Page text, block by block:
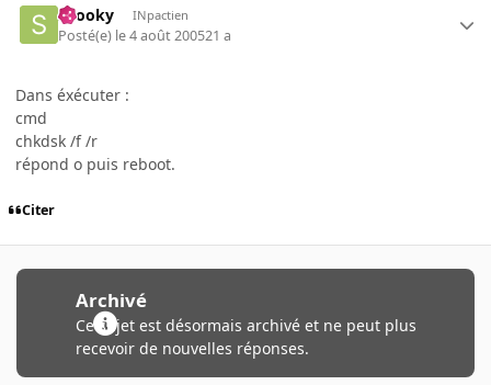
snooky INpactien
Posté(e) le 4 août 200521 a
Dans éxécuter :
cmd
chkdsk /f /r
répond o puis reboot.
Citer
Archivé
Ce sujet est désormais archivé et ne peut plus
recevoir de nouvelles réponses.